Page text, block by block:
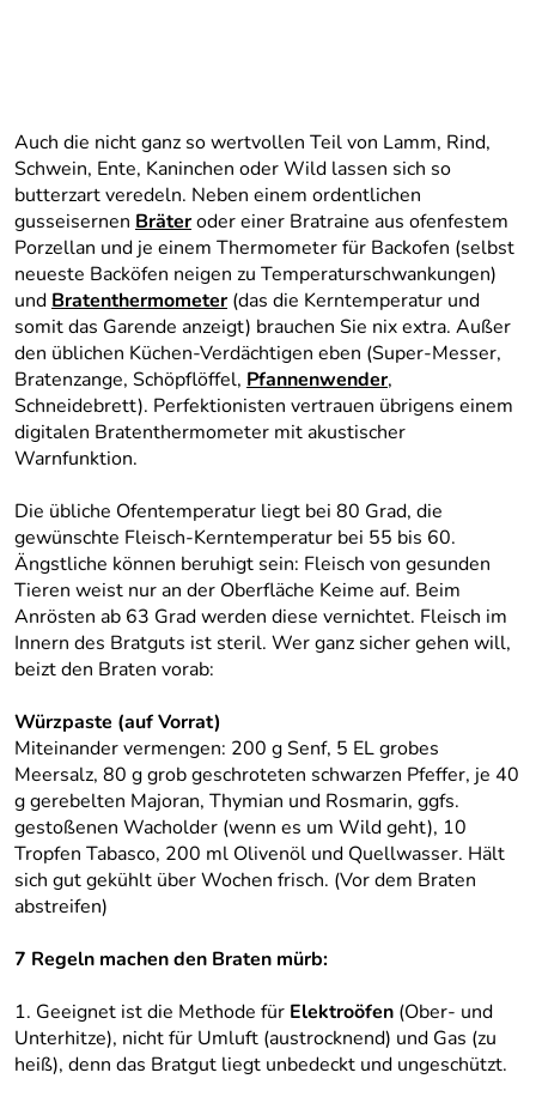
Auch die nicht ganz so wertvollen Teil von Lamm, Rind,
Schwein, Ente, Kaninchen oder Wild lassen sich so
butterzart veredeln. Neben einem ordentlichen
gusseisernen Bräteroder einer Bratraine aus ofenfestem
Porzellan und je einem Thermometer für Backofen (selbst
neueste Backöfen neigen zu Temperaturschwankungen)
und Bratenthermometer(das die Kerntemperatur und
somit das Garende anzeigt) brauchen Sie nix extra. Außer
den üblichen Küchen-Verdächtigen eben (Super-Messer,
Bratenzange, Schöpflöffel, Pfannenwender,
Schneidebrett). Perfektionisten vertrauen übrigens einem
digitalen Bratenthermometer mit akustischer
Warnfunktion.
Die übliche Ofentemperatur liegt bei 80 Grad, die
gewünschte Fleisch-Kerntemperatur bei 55 bis 60.
Ängstliche können beruhigt sein: Fleisch von gesunden
Tieren weist nur an der Oberfläche Keime auf. Beim
Anrösten ab 63 Grad werden diese vernichtet. Fleisch im
Innern des Bratguts ist steril. Wer ganz sicher gehen will,
beizt den Braten vorab:
Würzpaste (auf Vorrat)
Miteinander vermengen: 200 g Senf, 5 EL grobes
Meersalz, 80 g grob geschroteten schwarzen Pfeffer, je 40
g gerebelten Majoran, Thymian und Rosmarin, ggfs.
gestoßenen Wacholder (wenn es um Wild geht), 10
Tropfen Tabasco, 200 ml Olivenöl und Quellwasser. Hält
sich gut gekühlt über Wochen frisch. (Vor dem Braten
abstreifen)
7 Regeln machen den Braten mürb:
1. Geeignet ist die Methode für Elektroöfen (Ober- und
Unterhitze), nicht für Umluft (austrocknend) und Gas (zu
heiß), denn das Bratgut liegt unbedeckt und ungeschützt.